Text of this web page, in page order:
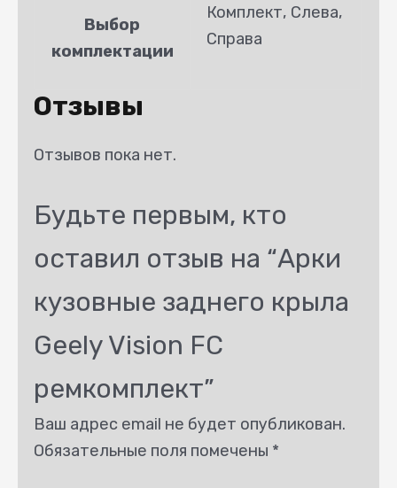
Выбор
комплектации
Комплект, Слева,
Справа
Отзывы
Отзывов пока нет.
Будьте первым, кто
оставил отзыв на “Арки
кузовные заднего крыла
Geely Vision FC
ремкомплект”
Ваш адрес email не будет опубликован.
Обязательные поля помечены *